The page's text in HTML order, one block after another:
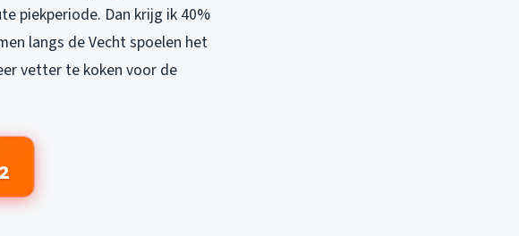
piekperiode. Dan krijg ik 40%
langs de Vecht spoelen het
vetter te koken voor de